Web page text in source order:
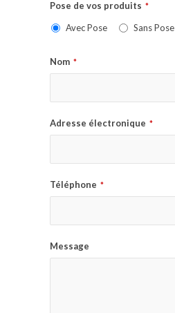
Pose de vos produits *
Avec Pose Sans Pose
Nom *
Adresse électronique *
Téléphone *
Message